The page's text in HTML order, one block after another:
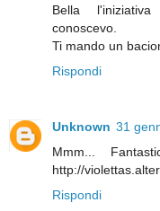
Bella
conoscevo.
Ti mando un
Rispondi
Unknown 31
Mmm...
http://
Rispondi